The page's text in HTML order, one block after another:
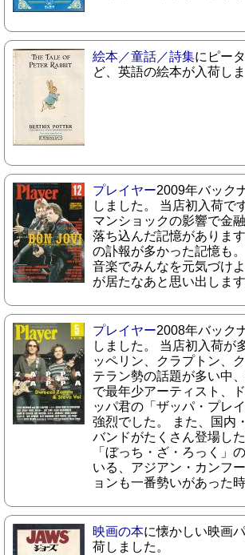
絵本／童話／詩集にピー
ど、英語の絵本が入荷しま
プレイヤー2009年バック
しました。 当店初入荷で
マンショックの影響で金
落ち込んだ記憶がありま
の訃報が多かった記憶も。
音楽でみんなを元気づけ
が居たなあと思い出します
プレイヤー2008年バック
しました。 当店初入荷が
ッペリン、クラプトン、
テラン勢の話題が多い中
で最年少アーティスト、
ッパ君の「ザッパ・プレ
強烈でした。 また、国内
バンドがたくさん登場した
「ぼっち・ざ・ろっく」
いる、アジアン・カンフ
ョンも一番勢いがあった
映画の本に懐かしい映画
荷しました。